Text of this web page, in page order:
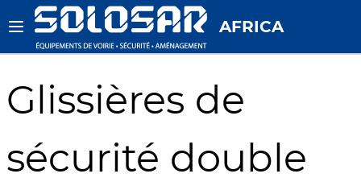
AFRICA
Glissières de
sécurité double